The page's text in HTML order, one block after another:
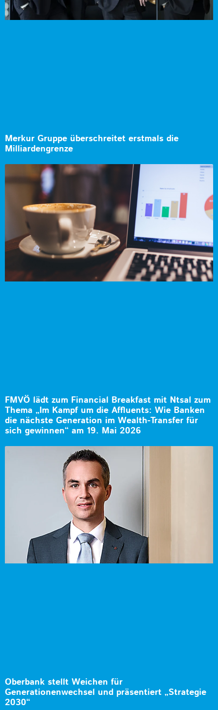
Merkur Gruppe überschreitet erstmals die
Milliardengrenze
FMVÖ lädt zum Financial Breakfast mit Ntsal zum
Thema „Im Kampf um die Affluents: Wie Banken
die nächste Generation im Wealth-Transfer für
sich gewinnen“ am 19. Mai 2026
Oberbank stellt Weichen für
Generationenwechsel und präsentiert „Strategie
2030“